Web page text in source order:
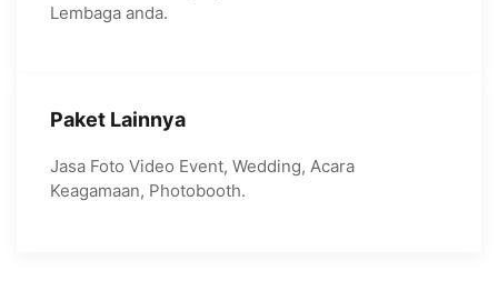
Lembaga anda.
Paket Lainnya
Jasa Foto Video Event, Wedding, Acara
Keagamaan, Photobooth.